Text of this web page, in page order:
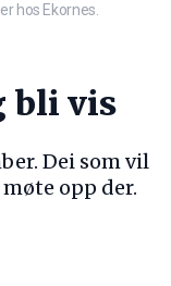
hos Ekornes.
bli vis
Dei som vil
opp der.